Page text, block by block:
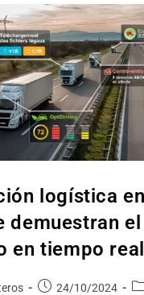
logística
demuestran
en tiempo real
24/10/2024